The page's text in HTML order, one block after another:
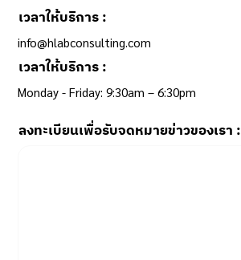
เวลาให้บริการ :
info@hlabconsulting.com
เวลาให้บริการ :
Monday - Friday: 9:30am – 6:30pm ​
ลงทะเบียนเพื่อรับจดหมายข่าวของเรา :